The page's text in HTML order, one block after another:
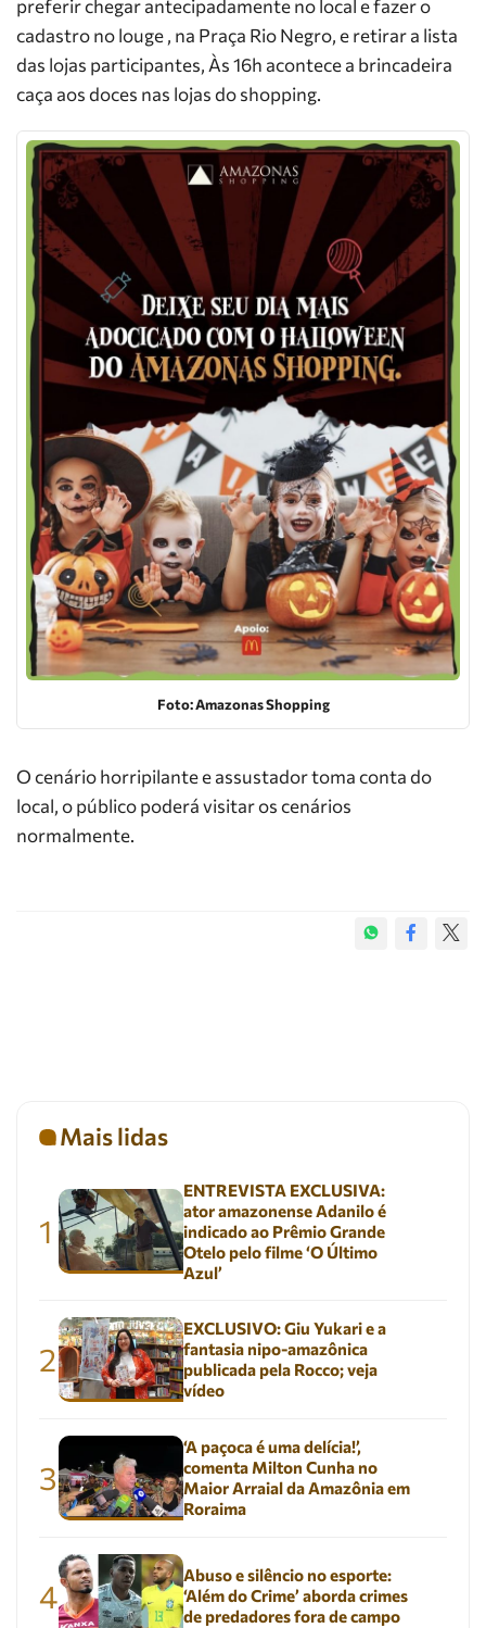
preferir chegar antecipadamente no local e fazer o
cadastro no louge , na Praça Rio Negro, e retirar a lista
das lojas participantes, Às 16h acontece a brincadeira
caça aos doces nas lojas do shopping.
Foto: Amazonas Shopping
O cenário horripilante e assustador toma conta do
local, o público poderá visitar os cenários
normalmente.
Mais lidas
1
ENTREVISTA EXCLUSIVA:
ator amazonense Adanilo é
indicado ao Prêmio Grande
Otelo pelo filme ‘O Último
Azul’
2
EXCLUSIVO: Giu Yukari e a
fantasia nipo-amazônica
publicada pela Rocco; veja
vídeo
3
‘A paçoca é uma delícia!’,
comenta Milton Cunha no
Maior Arraial da Amazônia em
Roraima
4
Abuso e silêncio no esporte:
‘Além do Crime’ aborda crimes
de predadores fora de campo